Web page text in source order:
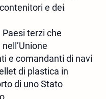
e dei
Paesi terzi che
e comandanti di navi
di plastica in
di uno Stato